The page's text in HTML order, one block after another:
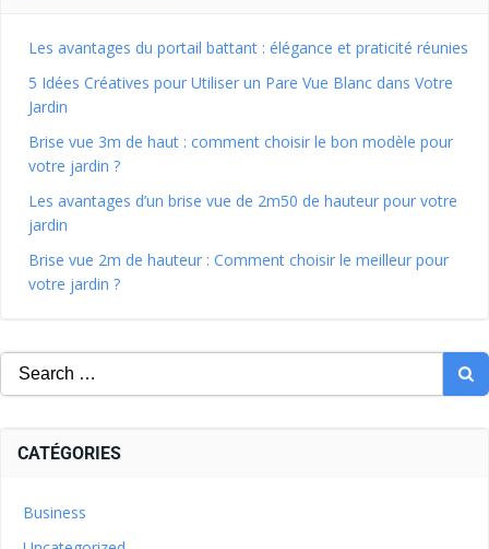
Les avantages du portail battant : élégance et praticité réunies
5 Idées Créatives pour Utiliser un Pare Vue Blanc dans Votre
Jardin
Brise vue 3m de haut : comment choisir le bon modèle pour
votre jardin ?
Les avantages d’un brise vue de 2m50 de hauteur pour votre
jardin
Brise vue 2m de hauteur : Comment choisir le meilleur pour
votre jardin ?
CATÉGORIES
Business